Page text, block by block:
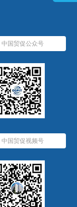
中国贸促公众号
中国贸促视频号